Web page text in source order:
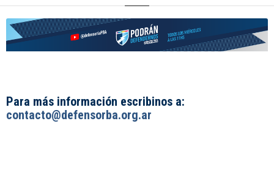
Para más información escribinos a:
contacto@defensorba.org.ar